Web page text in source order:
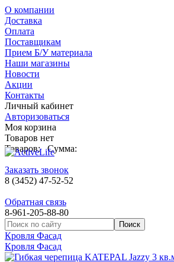
О компании
Доставка
Оплата
Поставщикам
Прием Б/У материала
Наши магазины
Новости
Акции
Контакты
Личный кабинет
Авторизоваться
Моя корзина
Товаров нет
Товаров: Сумма:
Заказать звонок
8 (3452) 47-52-52
Обратная связь
8-961-205-88-80
Кровля Фасад
Кровля Фасад